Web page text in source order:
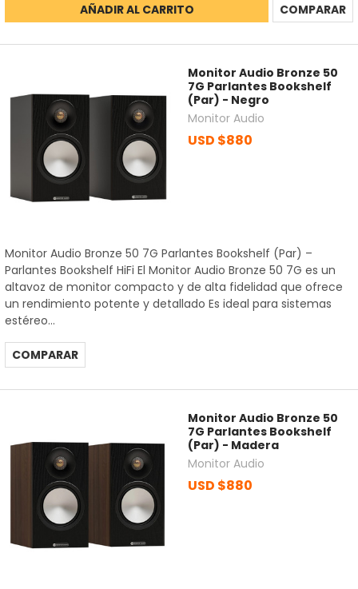
AÑADIR AL CARRITO COMPARAR
Monitor Audio Bronze 50
7G Parlantes Bookshelf
(Par) - Negro
Monitor Audio
USD $880
Monitor Audio Bronze 50 7G Parlantes Bookshelf (Par) –
Parlantes Bookshelf HiFi El Monitor Audio Bronze 50 7G es un
altavoz de monitor compacto y de alta fidelidad que ofrece
un rendimiento potente y detallado Es ideal para sistemas
estéreo...
COMPARAR
Monitor Audio Bronze 50
7G Parlantes Bookshelf
(Par) - Madera
Monitor Audio
USD $880